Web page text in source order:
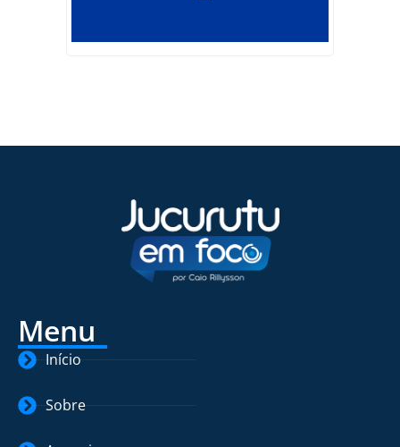
Menu
Início
Sobre